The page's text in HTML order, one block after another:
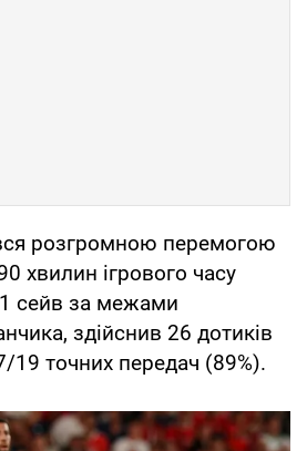
розгромною перемогою
хвилин ігрового часу
сейв за межами
здійснив 26 дотиків
19 точних передач (89%).